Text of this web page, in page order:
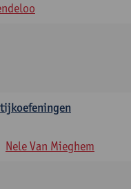
Nele Van Mieghem